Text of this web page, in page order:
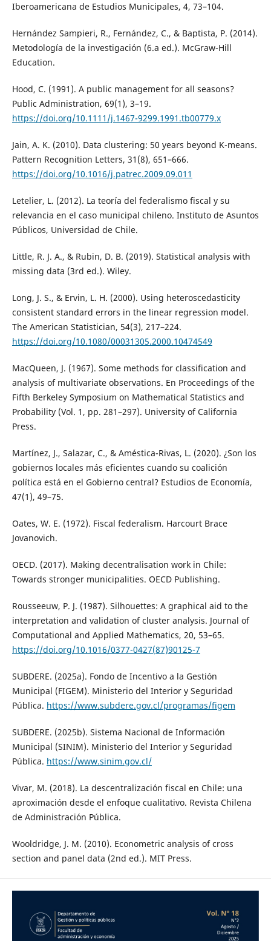
Iberoamericana de Estudios Municipales, 4, 73–104.
Hernández Sampieri, R., Fernández, C., & Baptista, P. (2014).
Metodología de la investigación (6.a ed.). McGraw-Hill
Education.
Hood, C. (1991). A public management for all seasons?
Public Administration, 69(1), 3–19.
https://doi.org/10.1111/j.1467-9299.1991.tb00779.x
Jain, A. K. (2010). Data clustering: 50 years beyond K-means.
Pattern Recognition Letters, 31(8), 651–666.
https://doi.org/10.1016/j.patrec.2009.09.011
Letelier, L. (2012). La teoría del federalismo fiscal y su
relevancia en el caso municipal chileno. Instituto de Asuntos
Públicos, Universidad de Chile.
Little, R. J. A., & Rubin, D. B. (2019). Statistical analysis with
missing data (3rd ed.). Wiley.
Long, J. S., & Ervin, L. H. (2000). Using heteroscedasticity
consistent standard errors in the linear regression model.
The American Statistician, 54(3), 217–224.
https://doi.org/10.1080/00031305.2000.10474549
MacQueen, J. (1967). Some methods for classification and
analysis of multivariate observations. En Proceedings of the
Fifth Berkeley Symposium on Mathematical Statistics and
Probability (Vol. 1, pp. 281–297). University of California
Press.
Martínez, J., Salazar, C., & Améstica-Rivas, L. (2020). ¿Son los
gobiernos locales más eficientes cuando su coalición
política está en el Gobierno central? Estudios de Economía,
47(1), 49–75.
Oates, W. E. (1972). Fiscal federalism. Harcourt Brace
Jovanovich.
OECD. (2017). Making decentralisation work in Chile:
Towards stronger municipalities. OECD Publishing.
Rousseeuw, P. J. (1987). Silhouettes: A graphical aid to the
interpretation and validation of cluster analysis. Journal of
Computational and Applied Mathematics, 20, 53–65.
https://doi.org/10.1016/0377-0427(87)90125-7
SUBDERE. (2025a). Fondo de Incentivo a la Gestión
Municipal (FIGEM). Ministerio del Interior y Seguridad
Pública. https://www.subdere.gov.cl/programas/figem
SUBDERE. (2025b). Sistema Nacional de Información
Municipal (SINIM). Ministerio del Interior y Seguridad
Pública. https://www.sinim.gov.cl/
Vivar, M. (2018). La descentralización fiscal en Chile: una
aproximación desde el enfoque cualitativo. Revista Chilena
de Administración Pública.
Wooldridge, J. M. (2010). Econometric analysis of cross
section and panel data (2nd ed.). MIT Press.